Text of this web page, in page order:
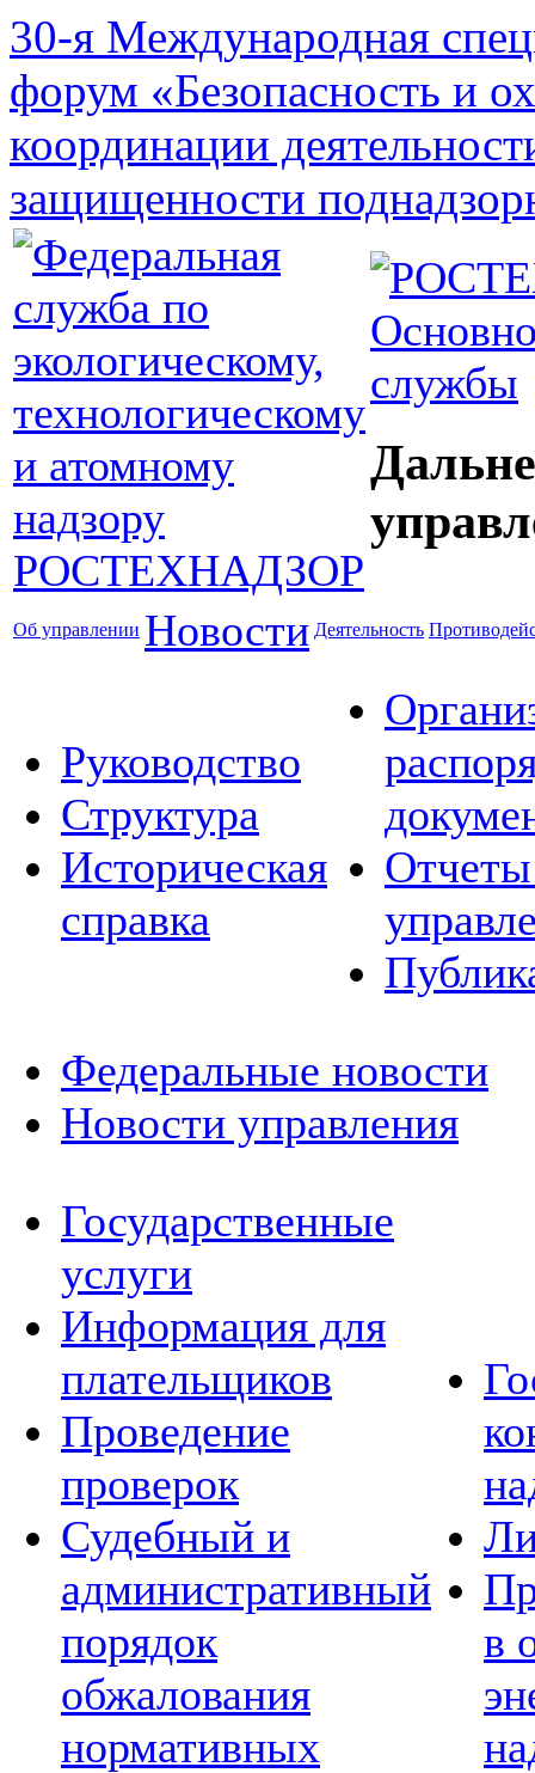
30-я Международная
форум «Безопасность и
координации
защищенности
службы
Об управлении Новости Деятельность
Руководство
Структура
Историческая
справка
Отчеты
Федеральные новости
Новости управления
Государственные
услуги
Информация для
плательщиков
Проведение
проверок
Судебный и
административный
порядок
обжалования
нормативных
в